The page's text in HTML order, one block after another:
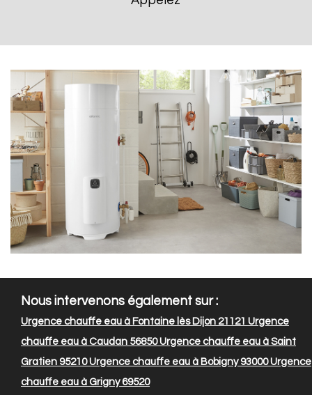
Nous intervenons également sur :
Urgence chauffe eau à Fontaine lès Dijon 21121 Urgence
chauffe eau à Caudan 56850Urgence chauffe eau à Saint
Gratien 95210Urgence chauffe eau à Bobigny 93000Urgence
chauffe eau à Grigny 69520